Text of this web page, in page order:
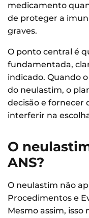
medicamento
de proteger a
graves.
O ponto central é
fundamentada,
indicado. Quando
do neulastim, o
decisão e fornecer
interferir na
O
ANS?
O neulastim não
Procedimentos e
Mesmo assim,